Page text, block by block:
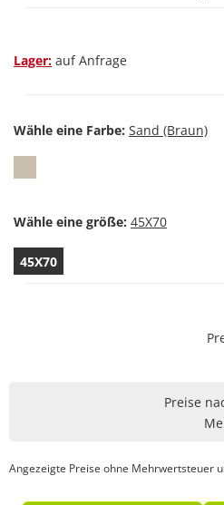
Lager: auf Anfrage
Wähle eine Farbe:
Wähle eine größe:
45X70
Preise
Angezeigte Preise ohne Mehrwertsteuer